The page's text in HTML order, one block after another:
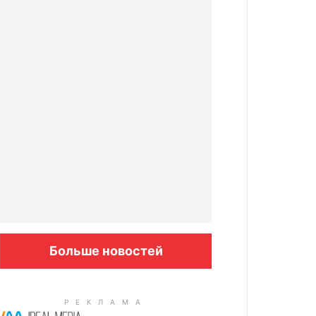
Больше новостей